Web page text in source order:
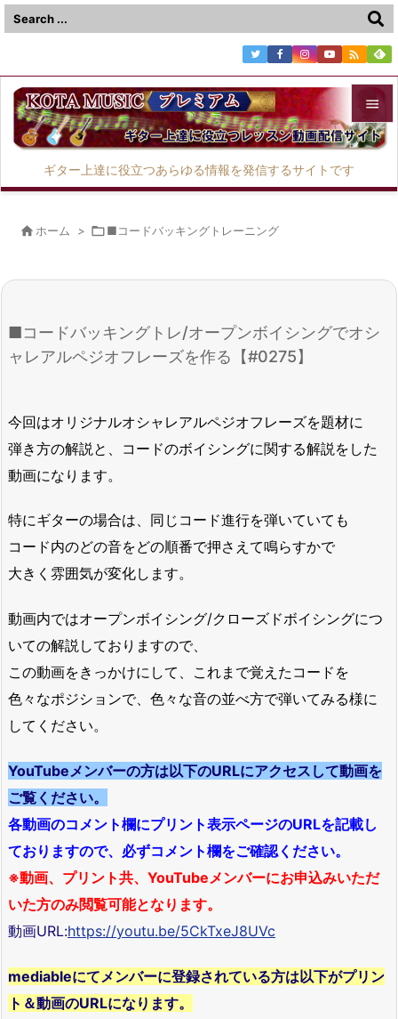
ギター上達に役立つあらゆる情報を発信するサイトです





検索

 ホーム > ■コードバッキングトレーニング
■コードバッキングトレ/オープンボイシングでオシ
ャレアルペジオフレーズを作る【#0275】
今回はオリジナルオシャレアルペジオフレーズを題材に
弾き方の解説と、コードのボイシングに関する解説をした
動画になります。
特にギターの場合は、同じコード進行を弾いていても
コード内のどの音をどの順番で押さえて鳴らすかで
大きく雰囲気が変化します。
動画内ではオープンボイシング/クローズドボイシングにつ
いての解説しておりますので、
この動画をきっかけにして、これまで覚えたコードを
色々なポジションで、色々な音の並べ方で弾いてみる様に
してください。
YouTubeメンバーの方は以下のURLにアクセスして動画を
ご覧ください。
各動画のコメント欄にプリント表示ページのURLを記載し
ておりますので、必ずコメント欄をご確認ください。
※動画、プリント共、YouTubeメンバーにお申込みいただ
いた方のみ閲覧可能となります。
動画URL:https://youtu.be/5CkTxeJ8UVc
mediableにてメンバーに登録されている方は以下がプリン
ト＆動画のURLになります。